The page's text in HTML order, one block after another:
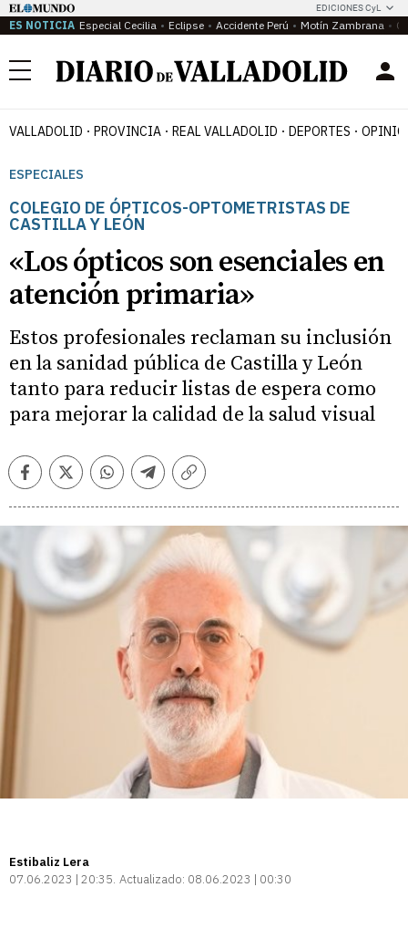
EDICIONES CyL
ES NOTICIA Especial Cecilia Eclipse Accidente Perú Motín Zambrana
Menú
VALLADOLID PROVINCIA REAL VALLADOLID DEPORTES
ESPECIALES
COLEGIO DE ÓPTICOS-OPTOMETRISTAS DE
CASTILLA Y LEÓN
«Los ópticos son esenciales en
atención primaria»
Estos profesionales reclaman su inclusión
en la sanidad pública de Castilla y León
tanto para reducir listas de espera como
para mejorar la calidad de la salud visual
FacebookTwitterWhatsappTelegramCopiar
Estibaliz Lera
07.06.2023 | 20:35 Actualizado: 08.06.2023 | 00:30